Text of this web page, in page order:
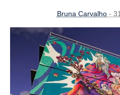
Bruna Carvalho-